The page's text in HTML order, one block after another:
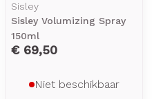
Sisley
Sisley Volumizing Spray
150ml
€ 69,50
Niet beschikbaar